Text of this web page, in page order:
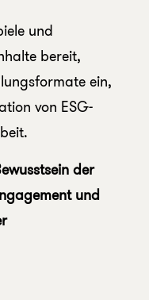
und
bereit,
ein,
von ESG-
der
und